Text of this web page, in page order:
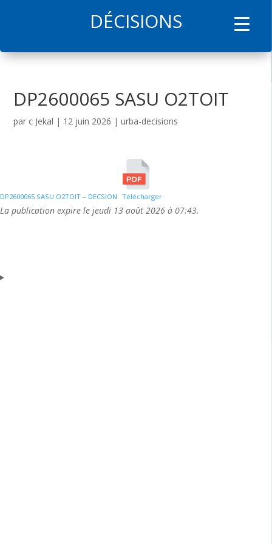
DÉCISIONS
DP2600065 SASU O2TOIT
par c Jekal | 12 juin 2026 |urba-decisions
DP2600065 SASU O2TOIT – DECSION Télécharger
La publication expire le jeudi 13 août 2026 à 07:43.